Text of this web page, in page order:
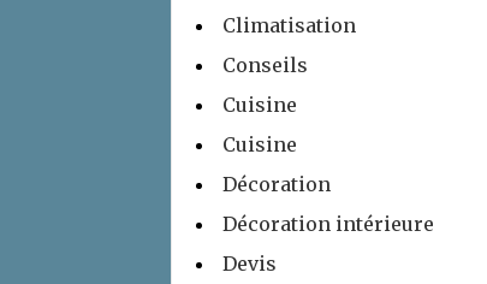
Climatisation
Conseils
Cuisine
Cuisine
Décoration
Décoration intérieure
Devis